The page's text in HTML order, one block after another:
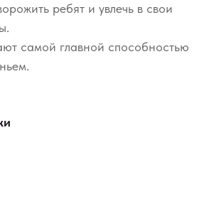
ребят и увлечь в свои
самой главной способностью